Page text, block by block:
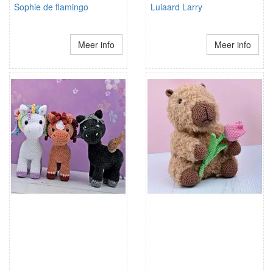
Sophie de flamingo
Meer info
Luiaard Larry
Meer info